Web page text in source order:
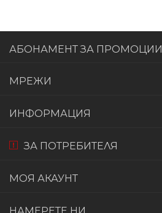
АБОНАМЕНТ ЗА ПРОМОЦИИ
МРЕЖИ
ИНФОРМАЦИЯ
ЗА ПОТРЕБИТЕЛЯ
МОЯ АКАУНТ
НАМЕРЕТЕ НИ